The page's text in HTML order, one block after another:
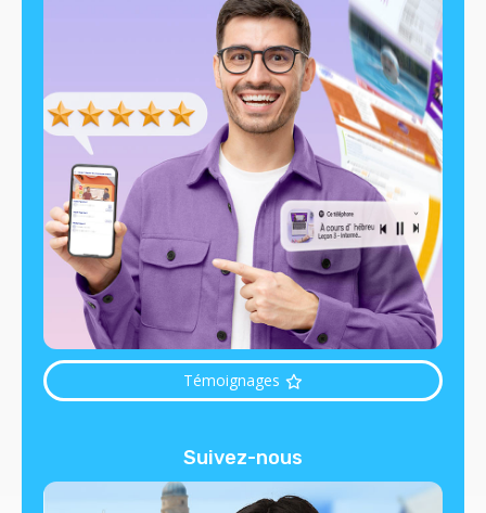
Témoignages
Suivez-nous